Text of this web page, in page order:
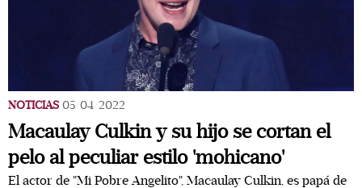
NOTICIAS 05/04/2022
Macaulay Culkin y su hijo se cortan el
pelo al peculiar estilo 'mohicano'
El actor de "Mi Pobre Angelito", Macaulay Culkin, es papá de